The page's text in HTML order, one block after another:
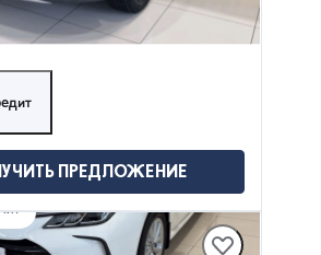
ПРЕДЛОЖЕНИЕ
км